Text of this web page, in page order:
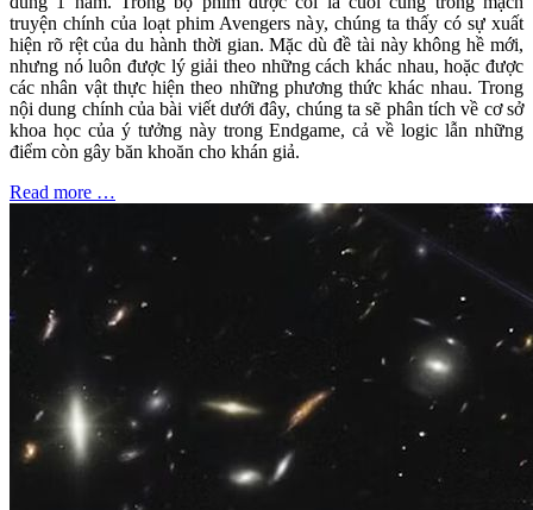
truyện chính của loạt phim Avengers này, chúng ta thấy có sự xuất
hiện rõ rệt của du hành thời gian. Mặc dù đề tài này không hề mới,
nhưng nó luôn được lý giải theo những cách khác nhau, hoặc được
các nhân vật thực hiện theo những phương thức khác nhau. Trong
nội dung chính của bài viết dưới đây, chúng ta sẽ phân tích về cơ sở
khoa học của ý tưởng này trong Endgame, cả về logic lẫn những
điểm còn gây băn khoăn cho khán giả.
Read more …